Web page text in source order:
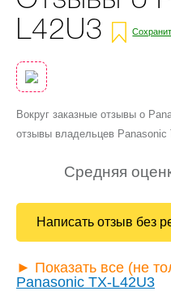
L42U3
Вокруг заказные отзывы о
отзывы владельцев
Средняя
Написать отзыв без
► Показать все (не
Panasonic TX-L42U3